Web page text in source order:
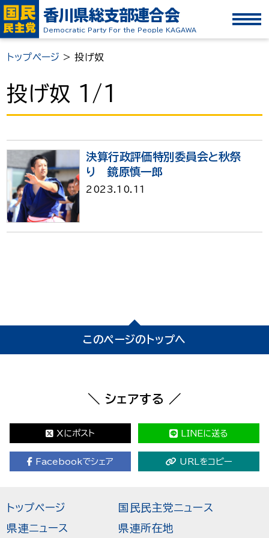
香川県総支部連合会
Democratic Party For the People KAGAWA
トップページ >投げ奴
投げ奴 1/1
決算行政評価特別委員会と秋祭
り 鏡原慎一郎
2023.10.11
このページのトップへ
＼ シェアする ／
Xにポスト LINEに送る
Facebookでシェア URLをコピー
トップページ
県連ニュース
国民民主党ニュース
県連所在地